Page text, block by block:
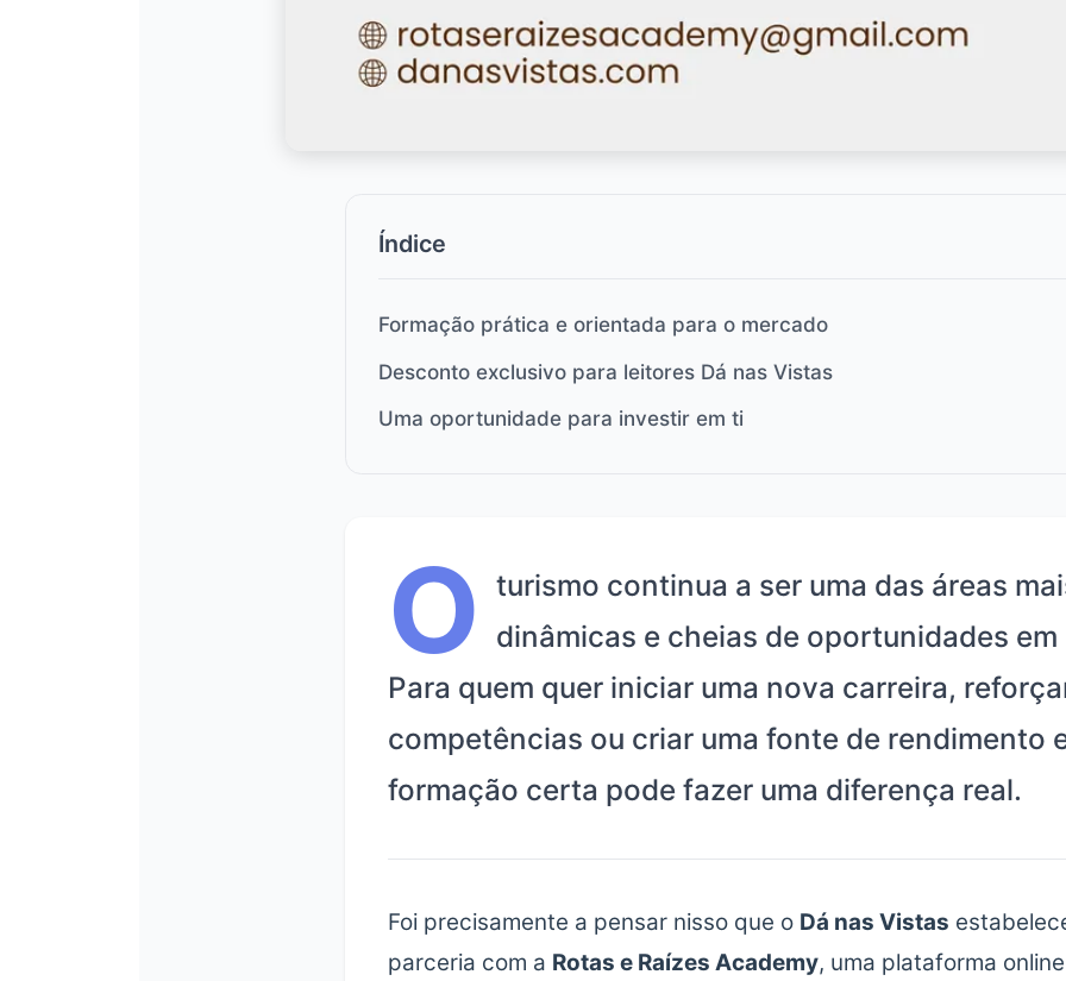
Índice
Formação prática e orientada para o mercado
Desconto exclusivo para leitores Dá nas Vistas
Uma oportunidade para investir em ti
O turismo continua a ser uma das áreas
dinâmicas e cheias de oportunidades
Para quem quer iniciar uma nova carreira,
competências ou criar uma fonte de rendimento
formação certa pode fazer uma diferença real.
Foi precisamente a pensar nisso que o Dá nas Vistas
parceria com a Rotas e Raízes Academy, uma plataforma